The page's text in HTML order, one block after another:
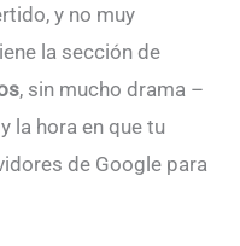
y no muy
la sección de
, sin mucho drama –
la hora en que tu
de Google para